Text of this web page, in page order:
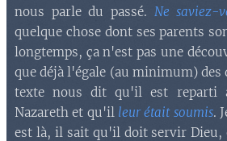
nous parle du passé. Ne saviez-
quelque chose dont ses parents
longtemps, ça n'est pas une
que déjà l'égale (au minimum) des
texte nous dit qu'il est reparti
Nazareth et qu'il leur était soumis.
est là, il sait qu'il doit servir Dieu,